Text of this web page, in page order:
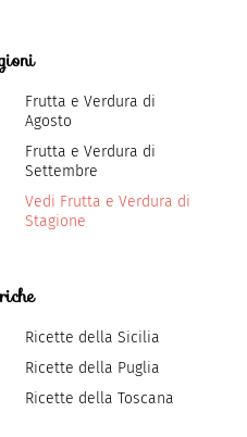
Frutta e Verdura di
Agosto
Frutta e Verdura di
Settembre
Vedi Frutta e Verdura di
Stagione
Ricette della Sicilia
Ricette della Puglia
Ricette della Toscana